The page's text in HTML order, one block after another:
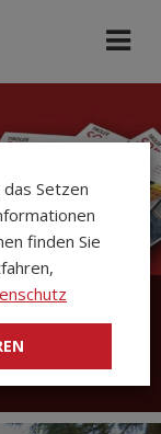
Setzen
finden Sie